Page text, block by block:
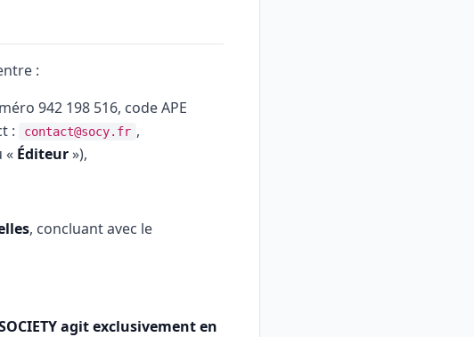
:
942 198 516, code APE
:
contact@socy.fr ,
« Éditeur»),
, concluant avec le
agit exclusivement en